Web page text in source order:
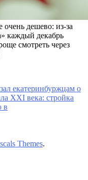
очень дешево: из-за
каждый декабрь
смотреть через
екатеринбуржцам о
XXI века: стройка
в
Themes.